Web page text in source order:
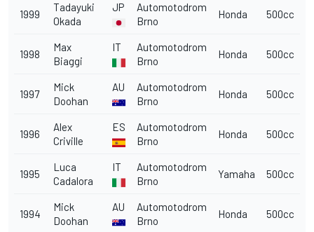
1999
Tadayuki
Okada
JP
Automotodrom
Brno
Honda 500cc
1998
Max
Biaggi
IT
Automotodrom
Brno
Honda 500cc
1997
Mick
Doohan
AU
Automotodrom
Brno
Honda 500cc
1996
Alex
Criville
ES
Automotodrom
Brno
Honda 500cc
1995
Luca
Cadalora
IT
Automotodrom
Brno
Yamaha 500cc
1994
Mick
Doohan
AU
Automotodrom
Brno
Honda 500cc